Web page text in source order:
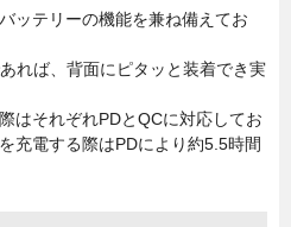
ッテリーの機能を兼ね備えてお
れば、背面にピタッと装着でき実
はそれぞれPDとQCに対応してお
充電する際はPDにより約5.5時間